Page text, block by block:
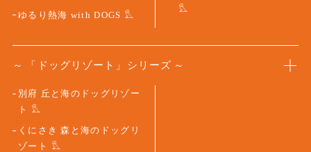
ゆるり熱海 with DOGS
「ドッグリゾート」シリーズ
別府 丘と海のドッグリゾー
ト
くにさき 森と海のドッグリ
ゾート